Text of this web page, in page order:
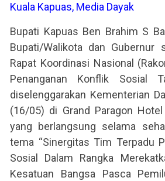
Kuala Kapuas, Media Dayak
Bupati Kapuas Ben Brahim S
Bupati/Walikota dan Gubernur
Rapat Koordinasi Nasional
Penanganan Konflik Sosial
diselenggarakan Kementerian
(16/05) di Grand Paragon
yang berlangsung selama
tema “Sinergitas Tim Terpadu
Sosial Dalam Rangka
Kesatuan Bangsa Pasca